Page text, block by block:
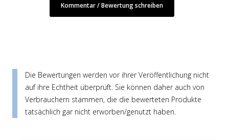
Kommentar / Bewertung schreiben
Die Bewertungen werden vor ihrer Veröffentlichung nicht
auf ihre Echtheit überprüft. Sie können daher auch von
Verbrauchern stammen, die die bewerteten Produkte
tatsächlich gar nicht erworben/genutzt haben.